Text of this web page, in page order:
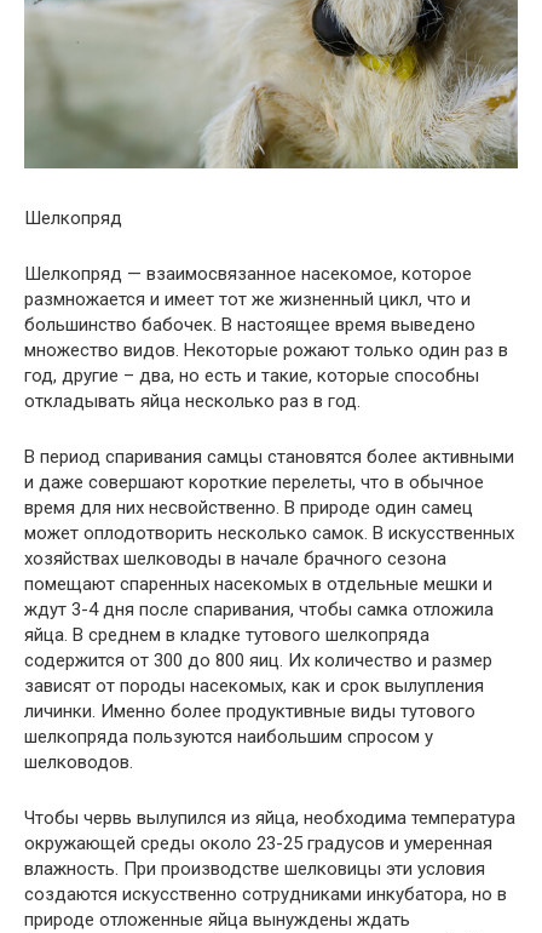
Шелкопряд
Шелкопряд — взаимосвязанное насекомое, которое
размножается и имеет тот же жизненный цикл, что и
большинство бабочек. В настоящее время выведено
множество видов. Некоторые рожают только один раз в
год, другие – два, но есть и такие, которые способны
откладывать яйца несколько раз в год.
В период спаривания самцы становятся более активными
и даже совершают короткие перелеты, что в обычное
время для них несвойственно. В природе один самец
может оплодотворить несколько самок. В искусственных
хозяйствах шелководы в начале брачного сезона
помещают спаренных насекомых в отдельные мешки и
ждут 3-4 дня после спаривания, чтобы самка отложила
яйца. В среднем в кладке тутового шелкопряда
содержится от 300 до 800 яиц. Их количество и размер
зависят от породы насекомых, как и срок вылупления
личинки. Именно более продуктивные виды тутового
шелкопряда пользуются наибольшим спросом у
шелководов.
Чтобы червь вылупился из яйца, необходима температура
окружающей среды около 23-25 ​​градусов и умеренная
влажность. При производстве шелковицы эти условия
создаются искусственно сотрудниками инкубатора, но в
природе отложенные яйца вынуждены ждать